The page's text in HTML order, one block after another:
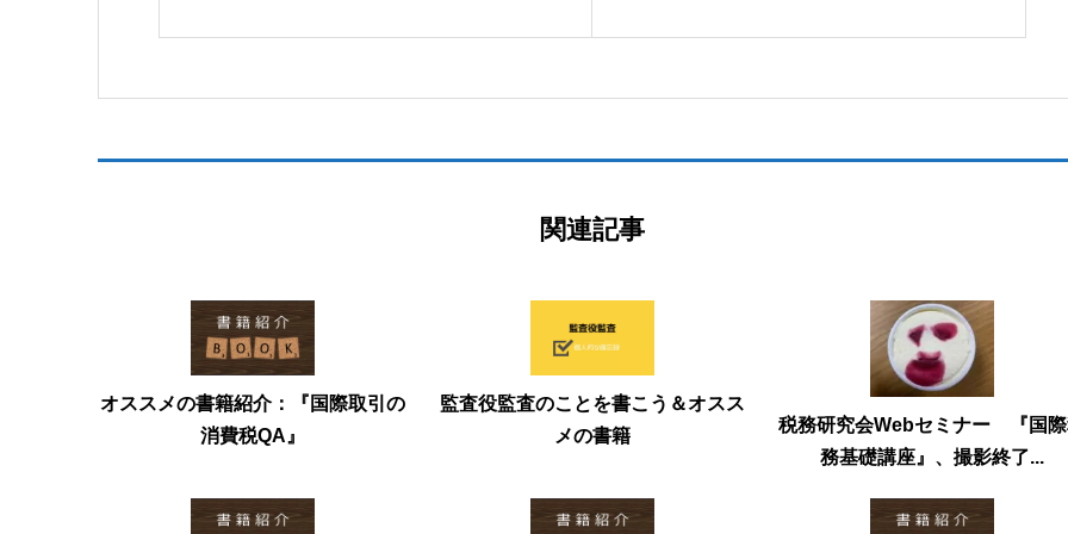
関連記事
オススメの書籍紹介：『国際取引の
消費税QA』
監査役監査のことを書こう＆オスス
メの書籍
税務研究会Webセミナー 『国
務基礎講座』、撮影終了...